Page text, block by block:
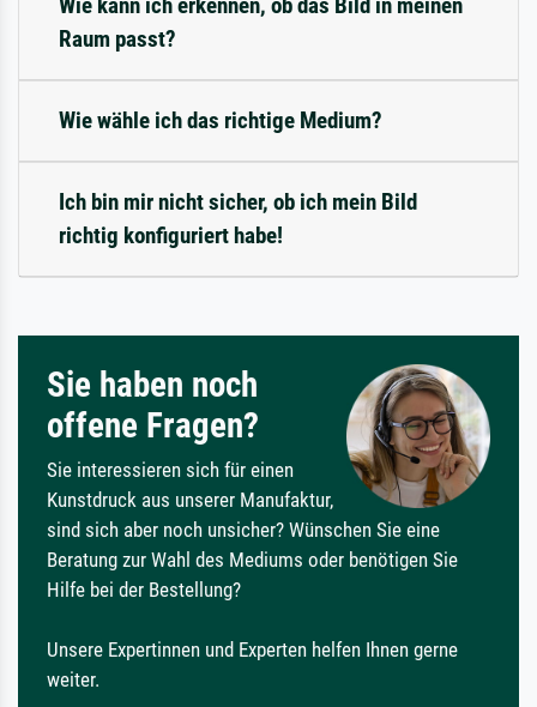
Wie kann ich erkennen, ob das Bild in meinen
Raum passt?
Wie wähle ich das richtige Medium?
Ich bin mir nicht sicher, ob ich mein Bild
richtig konfiguriert habe!
Sie haben noch
offene Fragen?
Sie interessieren sich für einen
Kunstdruck aus unserer Manufaktur,
sind sich aber noch unsicher? Wünschen Sie eine
Beratung zur Wahl des Mediums oder benötigen Sie
Hilfe bei der Bestellung?
Unsere Expertinnen und Experten helfen Ihnen gerne
weiter.